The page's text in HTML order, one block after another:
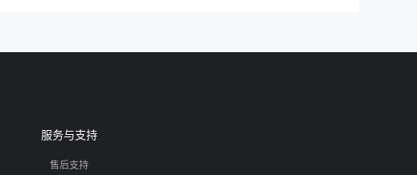
服务与支持
售后支持